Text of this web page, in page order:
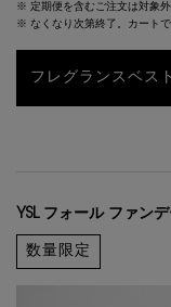
※ 定期便を含むご注文は対象外
※ なくなり次第終了。カート
フレグランスベス
YSL フォール ファン
数量限定